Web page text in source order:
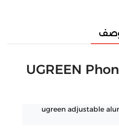
UGREEN